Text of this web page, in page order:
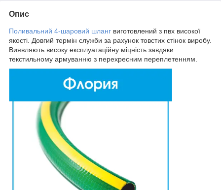
Опис
Поливальний 4-шаровий шланг виготовлений з пвх високої
якості. Довгий термін служби за рахунок товстих стінок виробу.
Виявляють високу експлуатаційну міцність завдяки
текстильному армуванню з перехресним переплетенням.